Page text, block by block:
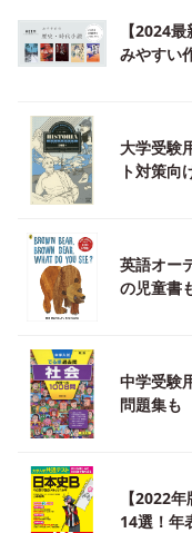
【2024
みやすい
大学受験
ト対策向
英語オー
の児童書
中学受験
問題集も
【2022
14選！年